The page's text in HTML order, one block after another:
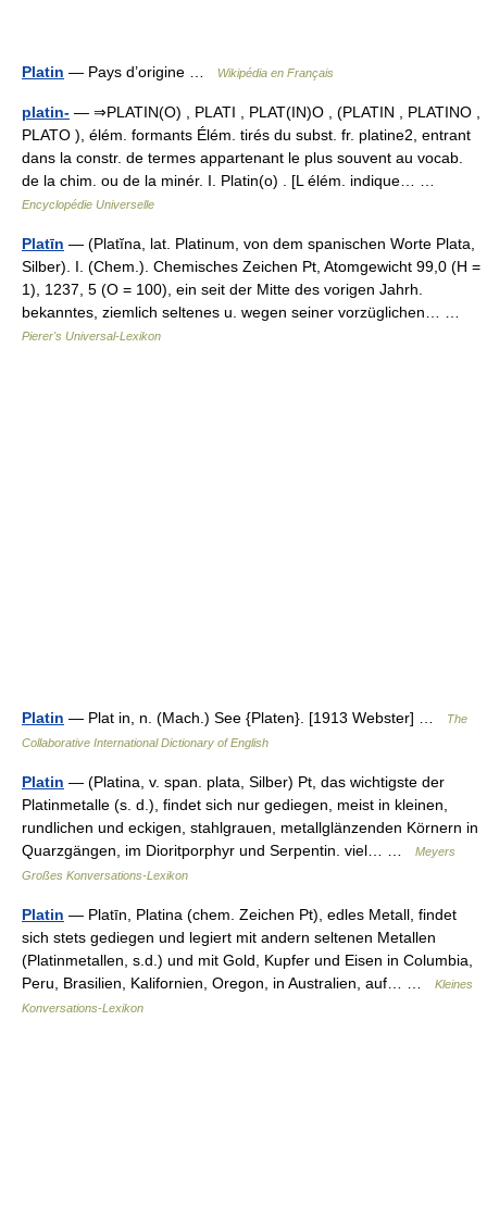
Platin — Pays d’origine … Wikipédia en Français
platin- — ⇒PLATIN(O) , PLATI , PLAT(IN)O , (PLATIN , PLATINO ,
PLATO ), élém. formants Élém. tirés du subst. fr. platine2, entrant
dans la constr. de termes appartenant le plus souvent au vocab.
de la chim. ou de la minér. I. Platin(o) . [L élém. indique… …
Encyclopédie Universelle
Platīn — (Platĭna, lat. Platinum, von dem spanischen Worte Plata,
Silber). I. (Chem.). Chemisches Zeichen Pt, Atomgewicht 99,0 (H =
1), 1237, 5 (O = 100), ein seit der Mitte des vorigen Jahrh.
bekanntes, ziemlich seltenes u. wegen seiner vorzüglichen… …
Pierer's Universal-Lexikon
Platin — Plat in, n. (Mach.) See {Platen}. [1913 Webster] …
The
Collaborative International Dictionary of English
Platin — (Platina, v. span. plata, Silber) Pt, das wichtigste der
Platinmetalle (s. d.), findet sich nur gediegen, meist in kleinen,
rundlichen und eckigen, stahlgrauen, metallglänzenden Körnern in
Quarzgängen, im Dioritporphyr und Serpentin. viel… …
Meyers
Großes Konversations-Lexikon
Platin — Platīn, Platina (chem. Zeichen Pt), edles Metall, findet
sich stets gediegen und legiert mit andern seltenen Metallen
(Platinmetallen, s.d.) und mit Gold, Kupfer und Eisen in Columbia,
Peru, Brasilien, Kalifornien, Oregon, in Australien, auf… …
Kleines
Konversations-Lexikon